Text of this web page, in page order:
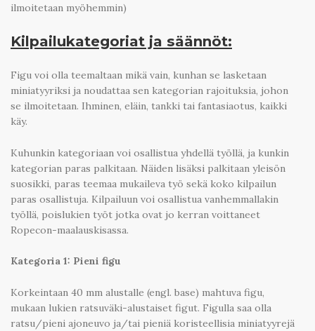
ilmoitetaan myöhemmin)
Kilpailukategoriat ja säännöt:
Figu voi olla teemaltaan mikä vain, kunhan se lasketaan
miniatyyriksi ja noudattaa sen kategorian rajoituksia, johon
se ilmoitetaan. Ihminen, eläin, tankki tai fantasiaotus, kaikki
käy.
Kuhunkin kategoriaan voi osallistua yhdellä työllä, ja kunkin
kategorian paras palkitaan. Näiden lisäksi palkitaan yleisön
suosikki, paras teemaa mukaileva työ sekä koko kilpailun
paras osallistuja. Kilpailuun voi osallistua vanhemmallakin
työllä, poislukien työt jotka ovat jo kerran voittaneet
Ropecon-maalauskisassa.
Kategoria 1: Pieni figu
Korkeintaan 40 mm alustalle (engl. base) mahtuva figu,
mukaan lukien ratsuväki-alustaiset figut. Figulla saa olla
ratsu/pieni ajoneuvo ja/tai pieniä koristeellisia miniatyyrejä